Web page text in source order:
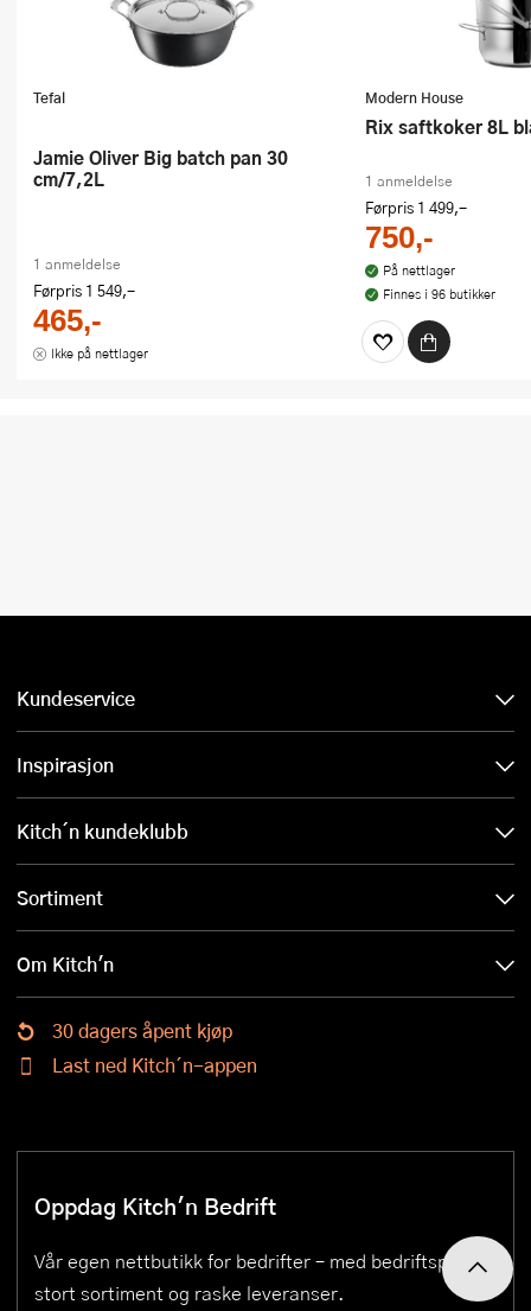
Tefal
Jamie Oliver Big batch pan 30
cm/7,2L
1 anmeldelse
Førpris 1 549,-
465,-
Ikke på nettlager
Modern House
Rix saftkoker 8L
1 anmeldelse
Førpris 1 499,-
750,-
På nettlager
Finnes i 96 butikker
Kundeservice
Inspirasjon
Kitch´n kundeklubb
Sortiment
Om Kitch'n
30 dagers åpent kjøp
Last ned Kitch´n-appen
Oppdag Kitch'n Bedrift
Vår egen nettbutikk for bedrifter – med bedriftspriser,
stort sortiment og raske leveranser.